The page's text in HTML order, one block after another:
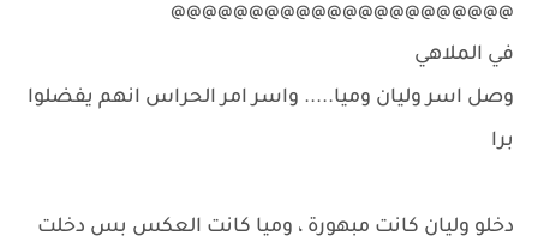
@@@@@@@@@@@@@@@@@@@@@@
في الملاهي
وصل اسر وليان وميا..... واسر امر الحراس انهم يفضلوا
برا
دخلو وليان كانت مبهورة ، وميا كانت العكس بس دخلت